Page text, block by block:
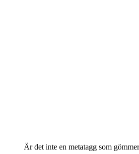
Är det inte en metatagg som